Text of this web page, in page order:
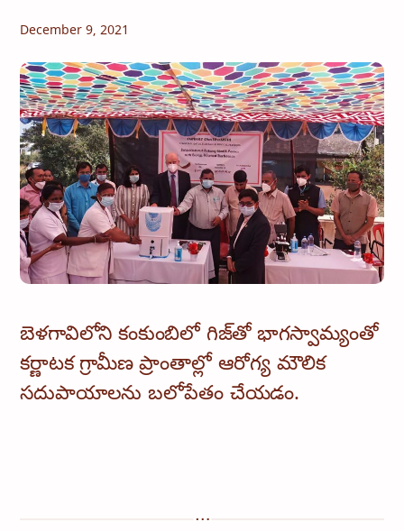
December 9, 2021
బెళగావిలోని కంకుంబిలో గిజ్‌తో భాగస్వామ్యంతో
కర్ణాటక గ్రామీణ ప్రాంతాల్లో ఆరోగ్య మౌలిక
సదుపాయాలను బలోపేతం చేయడం.